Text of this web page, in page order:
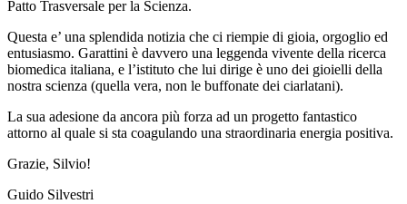
Patto Trasversale per la Scienza.
Questa e’ una splendida notizia che ci riempie di gioia, orgoglio ed
entusiasmo. Garattini è davvero una leggenda vivente della ricerca
biomedica italiana, e l’istituto che lui dirige è uno dei gioielli della
nostra scienza (quella vera, non le buffonate dei ciarlatani).
La sua adesione da ancora più forza ad un progetto fantastico
attorno al quale si sta coagulando una straordinaria energia positiva.
Grazie, Silvio!
Guido Silvestri